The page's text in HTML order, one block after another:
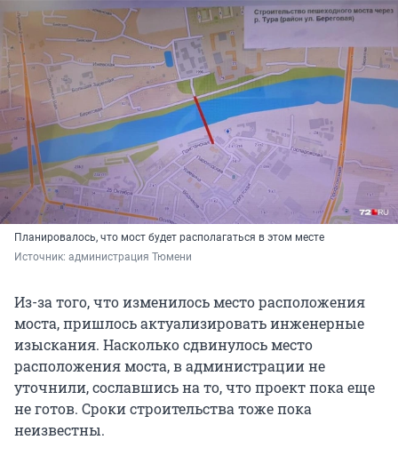
Планировалось, что мост будет располагаться в этом месте
Источник: администрация Тюмени
Из-за того, что изменилось место расположения
моста, пришлось актуализировать инженерные
изыскания. Насколько сдвинулось место
расположения моста, в администрации не
уточнили, сославшись на то, что проект пока еще
не готов. Сроки строительства тоже пока
неизвестны.